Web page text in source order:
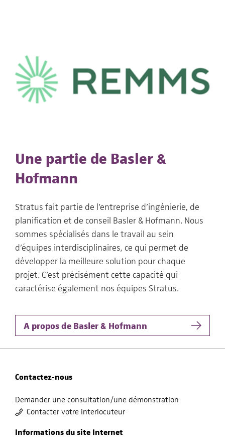
Une partie de Basler &
Hofmann
Stratus fait partie de l’entreprise d’ingénierie, de
planification et de conseil Basler & Hofmann. Nous
sommes spécialisés dans le travail au sein
d’équipes interdisciplinaires, ce qui permet de
développer la meilleure solution pour chaque
projet. C’est précisément cette capacité qui
caractérise également nos équipes Stratus.
A propos de Basler & Hofmann
Contactez-nous
Demander une consultation/une démonstration
Contacter votre interlocuteur
Informations du site Internet